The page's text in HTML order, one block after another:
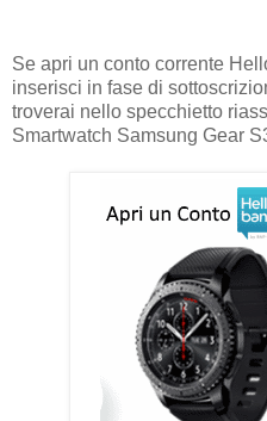
Se apri un conto corrente
inserisci in fase di
troverai nello specchietto
Smartwatch Samsung Gear